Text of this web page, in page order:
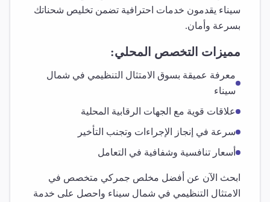
سيناء يقدمون خدمات احترافية تضمن تخليص شحناتك
بسرعة وأمان.
مميزات التخصص المحلي:
معرفة عميقة بسوق الامتثال التنظيمي في شمال
سيناء
علاقات قوية مع الجهات الرقابية المحلية
سرعة في إنجاز الإجراءات وتجنب التأخير
أسعار تنافسية وشفافية في التعامل
ابحث الآن عن أفضل مخلص جمركي متخصص في
الامتثال التنظيمي في شمال سيناء واحصل على خدمة